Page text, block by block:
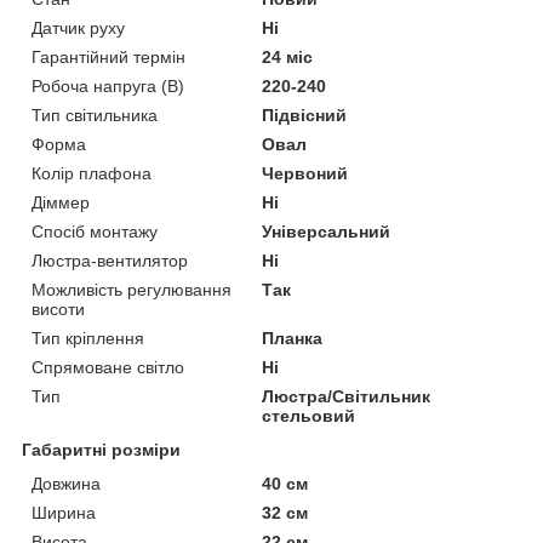
Датчик руху
Ні
Гарантійний термін
24 міс
Робоча напруга (В)
220-240
Тип світильника
Підвісний
Форма
Овал
Колір плафона
Червоний
Діммер
Ні
Спосіб монтажу
Універсальний
Люстра-вентилятор
Ні
Можливість регулювання
висоти
Так
Тип кріплення
Планка
Спрямоване світло
Ні
Тип
Люстра/Світильник
стельовий
Габаритні розміри
Довжина
40 см
Ширина
32 см